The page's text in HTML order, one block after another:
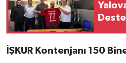
İŞKUR Kontenjanı 150